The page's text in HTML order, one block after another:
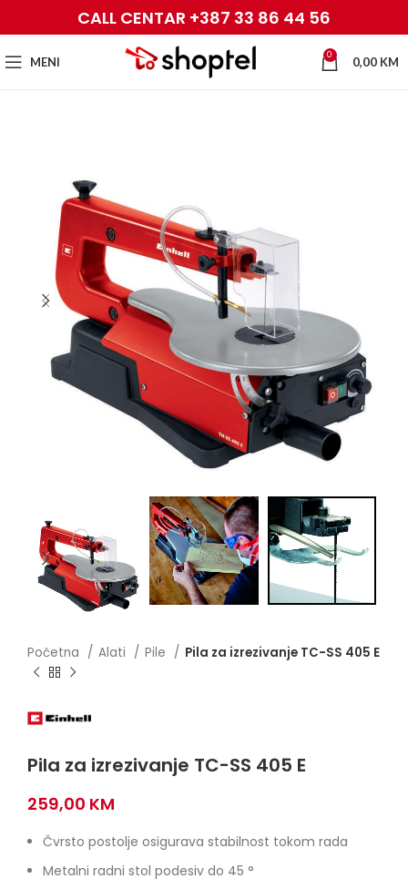
CALL CENTAR +387 33 86 44 56
MENI 0 0,00 KM
Početna Alati Pile Pila za izrezivanje TC-SS 405 E
Pila za izrezivanje TC-SS 405 E
259,00 KM
Čvrsto postolje osigurava stabilnost tokom rada
Metalni radni stol podesiv do 45 °